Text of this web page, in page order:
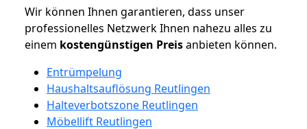
Wir können Ihnen garantieren, dass unser
professionelles Netzwerk Ihnen nahezu alles zu
einem kostengünstigen Preisanbieten können.
Entrümpelung
Haushaltsauflösung Reutlingen
Halteverbotszone Reutlingen
Möbellift Reutlingen